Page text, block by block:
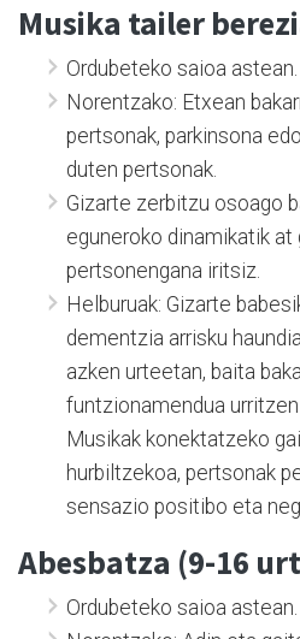
Musika tailer
Ordubeteko saioa astean.
Norentzako: Etxean
pertsonak, parkinsona
duten pertsonak.
Gizarte zerbitzu osoago
eguneroko dinamikatik at
pertsonengana iritsiz.
Helburuak: Gizarte
dementzia arrisku
azken urteetan, baita
funtzionamendua urritzen
Musikak konektatzeko
hurbiltzekoa, pertsonak
sensazio positibo eta
Abesbatza (9-16
Ordubeteko saioa astean.